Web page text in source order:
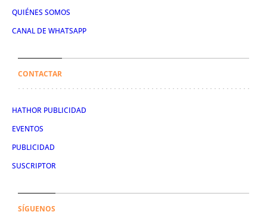
QUIÉNES SOMOS
CANAL DE WHATSAPP
CONTACTAR
HATHOR PUBLICIDAD
EVENTOS
PUBLICIDAD
SUSCRIPTOR
SÍGUENOS